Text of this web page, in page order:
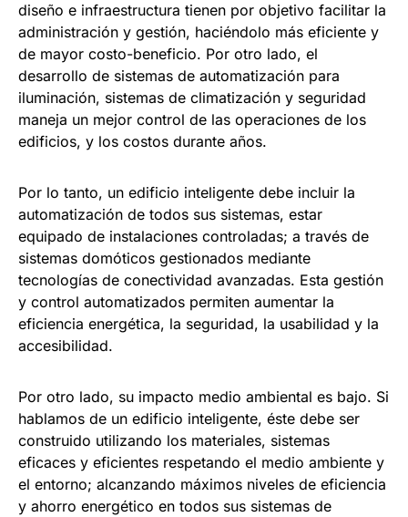
diseño e infraestructura tienen por objetivo facilitar la
administración y gestión, haciéndolo más eficiente y
de mayor costo-beneficio. Por otro lado, el
desarrollo de sistemas de automatización para
iluminación, sistemas de climatización y seguridad
maneja un mejor control de las operaciones de los
edificios, y los costos durante años.
Por lo tanto, un edificio inteligente debe incluir la
automatización de todos sus sistemas, estar
equipado de instalaciones controladas; a través de
sistemas domóticos gestionados mediante
tecnologías de conectividad avanzadas. Esta gestión
y control automatizados permiten aumentar la
eficiencia energética, la seguridad, la usabilidad y la
accesibilidad.
Por otro lado, su impacto medio ambiental es bajo. Si
hablamos de un edificio inteligente, éste debe ser
construido utilizando los materiales, sistemas
eficaces y eficientes respetando el medio ambiente y
el entorno; alcanzando máximos niveles de eficiencia
y ahorro energético en todos sus sistemas de